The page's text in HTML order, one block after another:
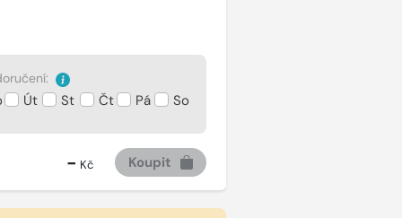
Út St Čt Pá So
- Kč Koupit